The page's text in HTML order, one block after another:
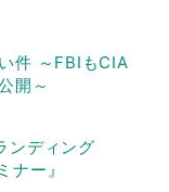
件 ～FBIもCIA
開～
ンディング
ー』